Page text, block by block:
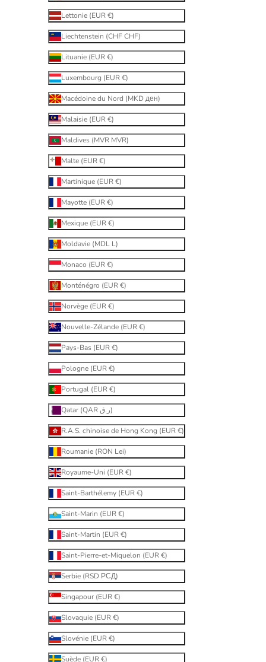
Lettonie (EUR €)
Liechtenstein (CHF CHF)
Lituanie (EUR €)
Luxembourg (EUR €)
Macédoine du Nord (MKD ден)
Malaisie (EUR €)
Maldives (MVR MVR)
Malte (EUR €)
Martinique (EUR €)
Mayotte (EUR €)
Mexique (EUR €)
Moldavie (MDL L)
Monaco (EUR €)
Monténégro (EUR €)
Norvège (EUR €)
Nouvelle-Zélande (EUR €)
Pays-Bas (EUR €)
Pologne (EUR €)
Portugal (EUR €)
Qatar (QAR ر.ق)
R.A.S. chinoise de Hong Kong (EUR €)
Roumanie (RON Lei)
Royaume-Uni (EUR €)
Saint-Barthélemy (EUR €)
Saint-Marin (EUR €)
Saint-Martin (EUR €)
Saint-Pierre-et-Miquelon (EUR €)
Serbie (RSD РСД)
Singapour (EUR €)
Slovaquie (EUR €)
Slovénie (EUR €)
Suède (EUR €)